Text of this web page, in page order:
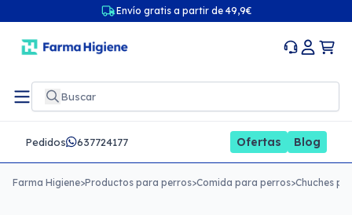
Envío gratis a partir de 49,9€
Pedidos 637724177 Ofertas Blog
Farma Higiene>Productos para perros>Comida para perros>Chuches